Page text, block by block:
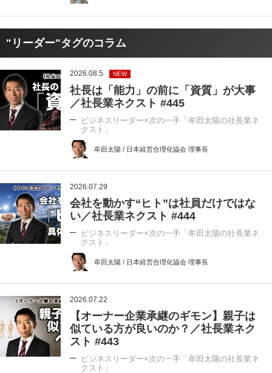
"リーダー"タグのコラム
2026.08.5 NEW
社長は「能力」の前に「資質」が大事
／社長業ネクスト #445
ビジネスリーダー×次の一手「牟田太陽の社長業ネ
クスト」
牟田太陽 / 日本経営合理化協会 理事長
2026.07.29
会社を動かす“ヒト”は社員だけではな
い／社長業ネクスト #444
ビジネスリーダー×次の一手「牟田太陽の社長業ネ
クスト」
牟田太陽 / 日本経営合理化協会 理事長
2026.07.22
【オーナー企業承継のギモン】親子は
似ている方が良いのか？／社長業ネク
スト #443
ビジネスリーダー×次の一手「牟田太陽の社長業ネ
クスト」